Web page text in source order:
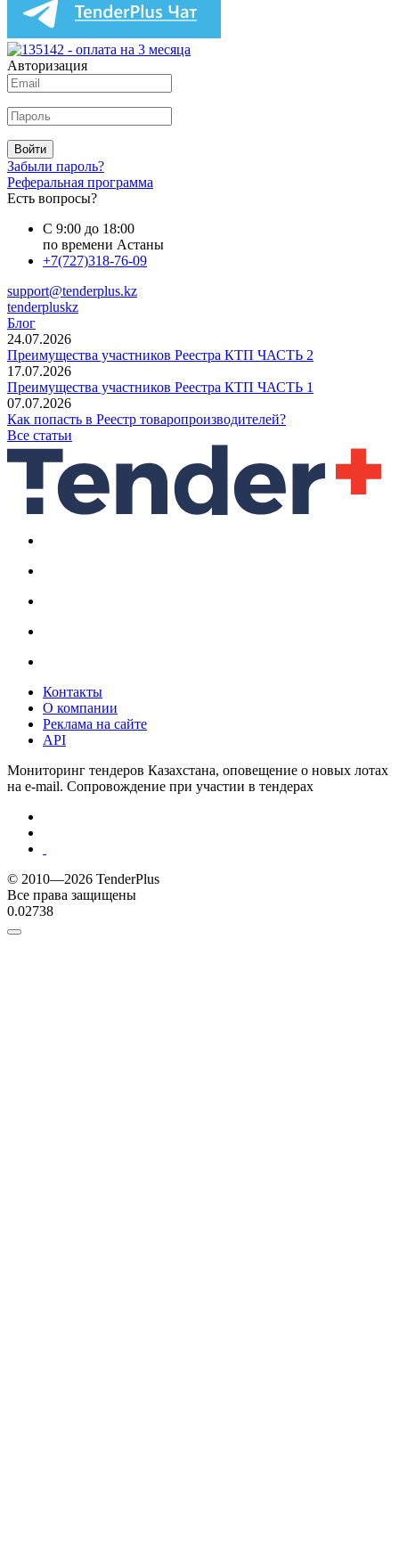
Авторизация
Войти
Забыли пароль?
Реферальная программа
Есть вопросы?
С 9:00 до 18:00
по времени Астаны
+7(727)318-76-09
support@tenderplus.kz
tenderpluskz
Блог
24.07.2026
Преимущества участников Реестра КТП ЧАСТЬ 2
17.07.2026
Преимущества участников Реестра КТП ЧАСТЬ 1
07.07.2026
Как попасть в Реестр товаропроизводителей?
Все статьи
Контакты
О компании
Реклама на сайте
API
Мониторинг тендеров Казахстана, оповещение о новых лотах
на e-mail. Сопровождение при участии в тендерах
© 2010—2026 TenderPlus
Все права защищены
0.02738